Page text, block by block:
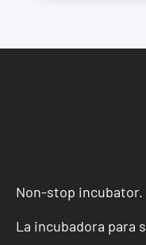
Non-stop incubator.
La incubadora para